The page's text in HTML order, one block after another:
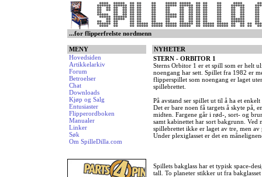
...for flipperfrelste nordmenn
MENY
Hovedsiden
Artikkelarkiv
Forum
Betroelser
Chat
Downloads
Kjøp og Salg
Entusiaster
Flipperordboken
Manualer
Linker
Søk
Om SpilleDilla.com
NYHETER
STERN - ORBITOR 1
Sterns Orbitor 1 er et spill som er helt
noengang har sett. Spillet fra 1982 er
flipperspillet som noengang er laget
spillebrettet.
På avstand ser spillet ut til å ha et
Det er bare noen få targets å skyte på,
midten. Fargene går i rød-, sort- og
samt kabinettet har sort bakgrunn. Ved
spillebrettet ikke er laget av tre, men
Under plexiglasset er det en
Spillets bakglass har et typisk space-
tall. To planeter stikker ut fra